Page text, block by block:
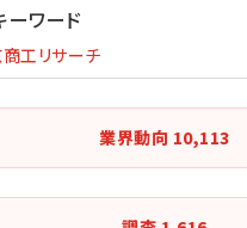
ーワード
工リサーチ
業界動向 10,113